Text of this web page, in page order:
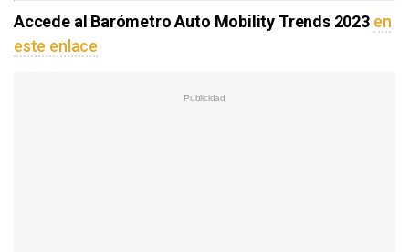
Accede al Barómetro Auto Mobility Trends 2023 en
este enlace